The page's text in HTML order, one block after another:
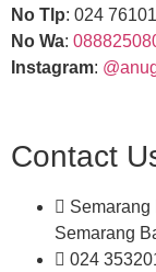
No Tlp: 024
No Wa:
Instagram:
Contact
Semarang
Semarang
024